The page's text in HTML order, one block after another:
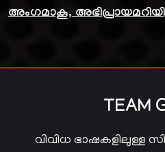
അംഗമാകൂ,
TEAM
വിവിധ ഭാഷകളിലുള്ള